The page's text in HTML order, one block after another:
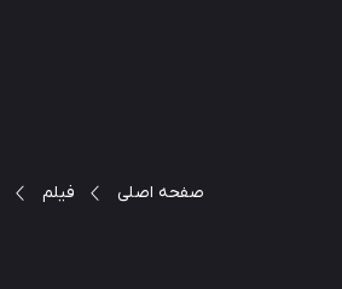
صفحه اصلی فیلم